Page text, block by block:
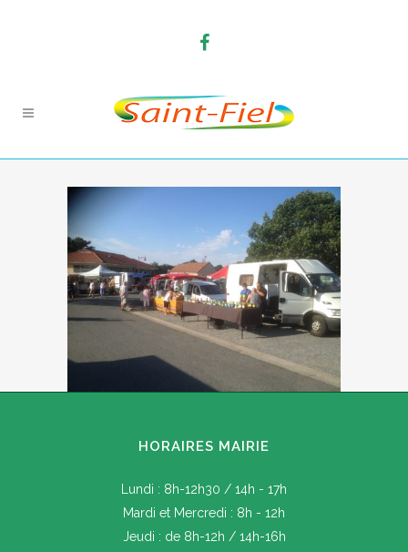
HORAIRES MAIRIE
Lundi : 8h-12h30 / 14h - 17h
Mardi et Mercredi : 8h - 12h
Jeudi : de 8h-12h / 14h-16h